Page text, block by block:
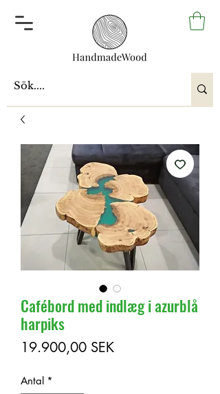
Cafébord med indlæg i azurblå
harpiks
19.900,00 SEKPris
Antal *